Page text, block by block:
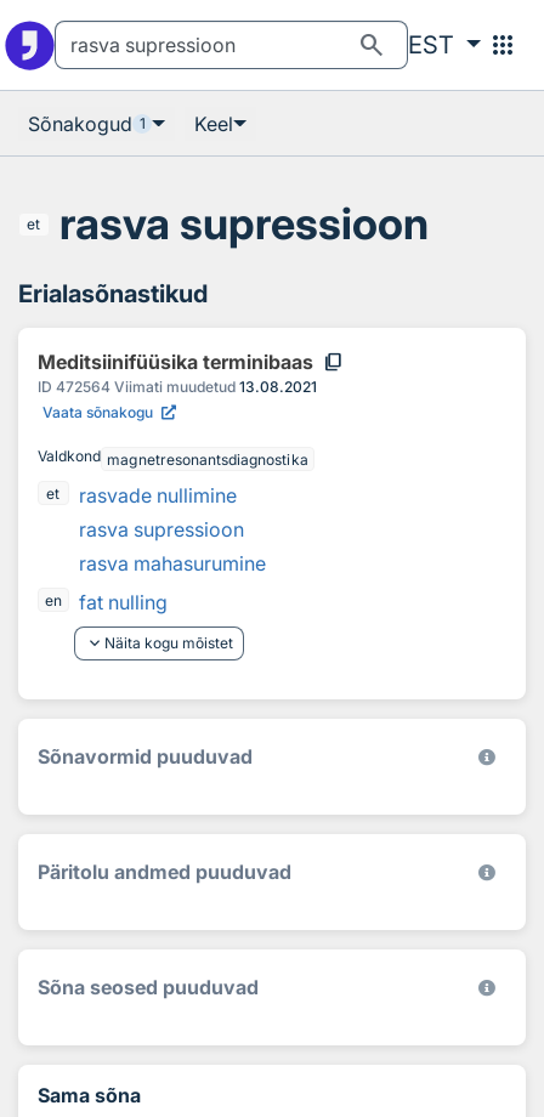
search EST apps
Sõnakogud 1 Keel
et rasva supressioon
Erialasõnastikud
Meditsiinifüüsika terminibaas content_copy
ID 472564 Viimati muudetud 13.08.2021
Vaata sõnakogu
Valdkond magnetresonantsdiagnostika
et
rasvade nullimine
rasva supressioon
rasva mahasurumine
en
fat nulling
keyboard_arrow_down Näita kogu mõistet
Sõnavormid puuduvad
Päritolu andmed puuduvad
Sõna seosed puuduvad
Sama sõna